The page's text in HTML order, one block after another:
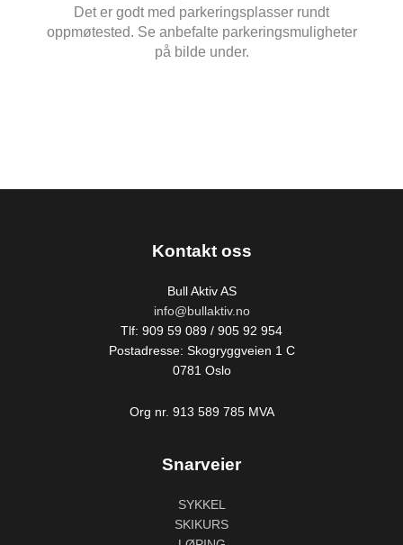
Det er godt med parkeringsplasser rundt
oppmøtested. Se anbefalte parkeringsmuligheter
på bilde under.
Kontakt oss
Bull Aktiv AS
info@bullaktiv.no
Tlf: 909 59 089 / 905 92 954
Postadresse: Skogryggveien 1 C
0781 Oslo
Org nr. 913 589 785 MVA
Snarveier
SYKKEL
SKIKURS